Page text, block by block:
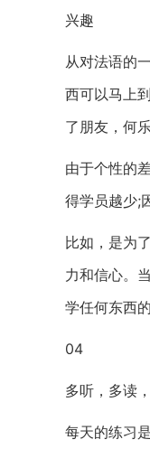
兴趣
从对法语的
西可以马上
了朋友，何
由于个性的
得学员越少;
比如，是为
力和信心。
学任何东西
04
多听，多读
每天的练习